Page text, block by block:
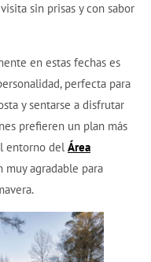
sin prisas y con sabor
en estas fechas es
perfecta para
y sentarse a disfrutar
prefieren un plan más
entorno delÁrea
muy agradable para